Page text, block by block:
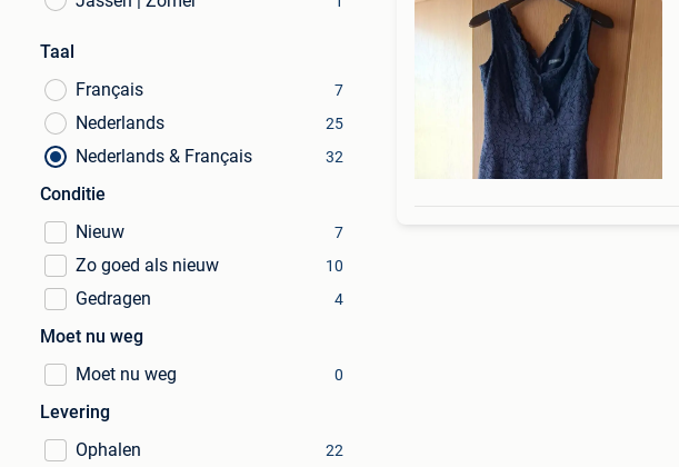
Taal
Français
7
Nederlands 25
Nederlands & Français 32
Conditie
Nieuw
7
Zo goed als nieuw 10
Gedragen 4
Moet nu weg
Moet nu weg
0
Levering
Ophalen
22